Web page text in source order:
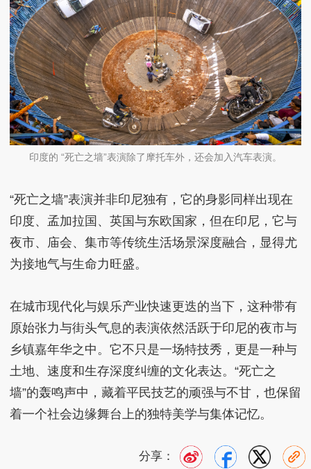
印度的 “死亡之墙”表演除了摩托车外，还会加入汽车表演。
“死亡之墙”表演并非印尼独有，它的身影同样出现在
印度、孟加拉国、英国与东欧国家，但在印尼，它与
夜市、庙会、集市等传统生活场景深度融合，显得尤
为接地气与生命力旺盛。
在城市现代化与娱乐产业快速更迭的当下，这种带有
原始张力与街头气息的表演依然活跃于印尼的夜市与
乡镇嘉年华之中。它不只是一场特技秀，更是一种与
土地、速度和生存深度纠缠的文化表达。“死亡之
墙”的轰鸣声中，藏着平民技艺的顽强与不甘，也保留
着一个社会边缘舞台上的独特美学与集体记忆。
分享：